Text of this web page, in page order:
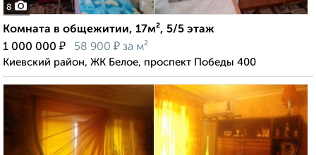
8
Комната в общежитии, 17м², 5/5 этаж
1 000 000 ₽ 58 900 ₽ за м²
Киевский район, ЖК Белое, проспект Победы 400